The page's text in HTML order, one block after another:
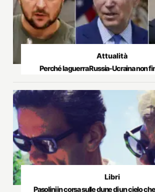
Attualità
Perché la guerra Russia-Ucraina non
Libri
Pasolini in corsa sulle dune di un cielo